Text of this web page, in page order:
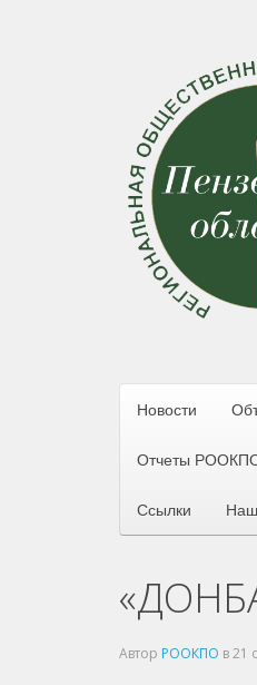
Новости
Отчеты
Ссылки
Автор РООКПО в21